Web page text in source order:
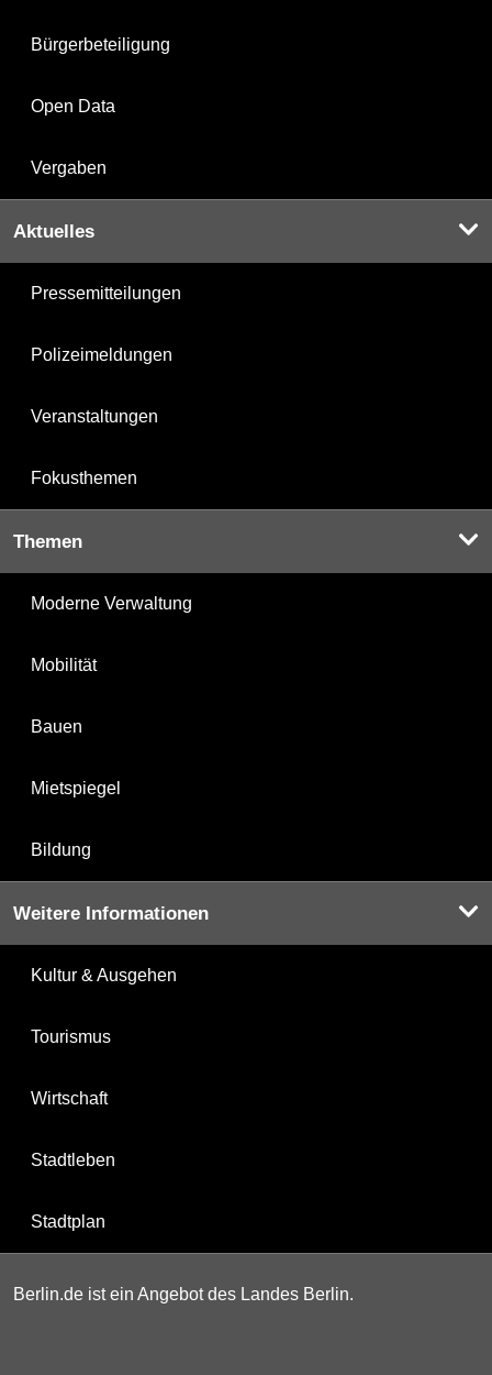
Bürgerbeteiligung
Open Data
Vergaben
Aktuelles
Pressemitteilungen
Polizeimeldungen
Veranstaltungen
Fokusthemen
Themen
Moderne Verwaltung
Mobilität
Bauen
Mietspiegel
Bildung
Weitere Informationen
Kultur & Ausgehen
Tourismus
Wirtschaft
Stadtleben
Stadtplan
Berlin.de ist ein Angebot des Landes Berlin.